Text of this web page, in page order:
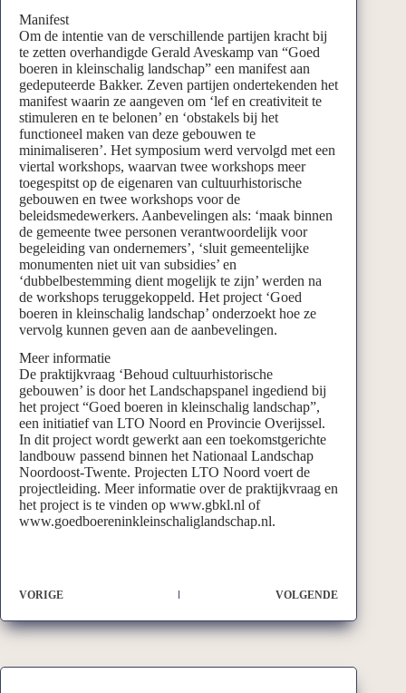
Manifest
Om de intentie van de verschillende partijen kracht bij
te zetten overhandigde Gerald Aveskamp van “Goed
boeren in kleinschalig landschap” een manifest aan
gedeputeerde Bakker. Zeven partijen ondertekenden het
manifest waarin ze aangeven om ‘lef en creativiteit te
stimuleren en te belonen’ en ‘obstakels bij het
functioneel maken van deze gebouwen te
minimaliseren’. Het symposium werd vervolgd met een
viertal workshops, waarvan twee workshops meer
toegespitst op de eigenaren van cultuurhistorische
gebouwen en twee workshops voor de
beleidsmedewerkers. Aanbevelingen als: ‘maak binnen
de gemeente twee personen verantwoordelijk voor
begeleiding van ondernemers’, ‘sluit gemeentelijke
monumenten niet uit van subsidies’ en
‘dubbelbestemming dient mogelijk te zijn’ werden na
de workshops teruggekoppeld. Het project ‘Goed
boeren in kleinschalig landschap’ onderzoekt hoe ze
vervolg kunnen geven aan de aanbevelingen.
Meer informatie
De praktijkvraag ‘Behoud cultuurhistorische
gebouwen’ is door het Landschapspanel ingediend bij
het project “Goed boeren in kleinschalig landschap”,
een initiatief van LTO Noord en Provincie Overijssel.
In dit project wordt gewerkt aan een toekomstgerichte
landbouw passend binnen het Nationaal Landschap
Noordoost-Twente. Projecten LTO Noord voert de
projectleiding. Meer informatie over de praktijkvraag en
het project is te vinden op www.gbkl.nl of
www.goedboereninkleinschaliglandschap.nl.
VORIGE VOLGENDE